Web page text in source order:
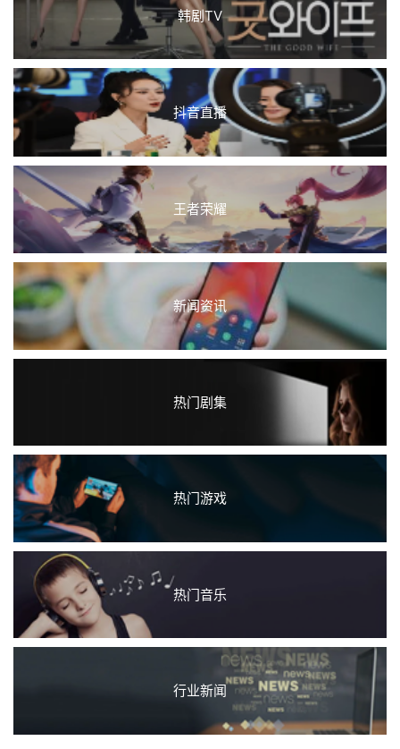
韩剧TV
抖音直播
王者荣耀
新闻资讯
热门剧集
热门游戏
热门音乐
行业新闻